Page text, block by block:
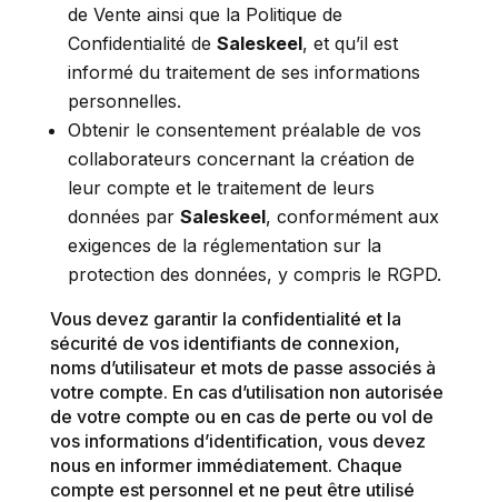
de Vente ainsi que la Politique de
Confidentialité de Saleskeel, et qu’il est
informé du traitement de ses informations
personnelles.
Obtenir le consentement préalable de vos
collaborateurs concernant la création de
leur compte et le traitement de leurs
données par Saleskeel, conformément aux
exigences de la réglementation sur la
protection des données, y compris le RGPD.
Vous devez garantir la confidentialité et la
sécurité de vos identifiants de connexion,
noms d’utilisateur et mots de passe associés à
votre compte. En cas d’utilisation non autorisée
de votre compte ou en cas de perte ou vol de
vos informations d’identification, vous devez
nous en informer immédiatement. Chaque
compte est personnel et ne peut être utilisé